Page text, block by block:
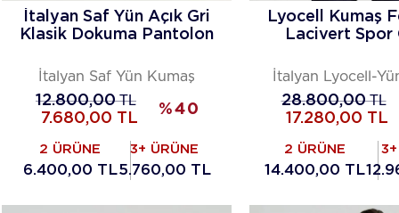
İtalyan Saf Yün Açık Gri
Klasik Dokuma Pantolon
İtalyan Saf Yün Kumaş
12.800,00TL
7.680,00 TL
%40
2 ÜRÜNE
6.400,00 TL
3+ ÜRÜNE
5.760,00 TL
Lyocell Kumaş
Lacivert Spor
İtalyan Lyocell-
28.800,00TL
17.280,00 TL
2 ÜRÜNE
14.400,00 TL
3+